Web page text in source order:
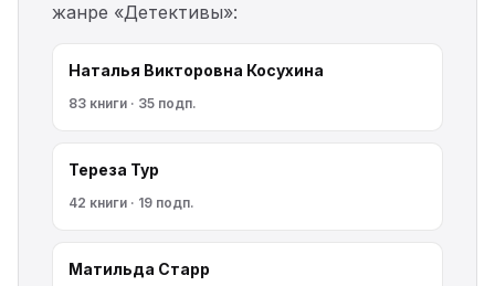
жанре «Детективы»:
Наталья Викторовна Косухина
83 книги · 35 подп.
Тереза Тур
42 книги · 19 подп.
Матильда Старр